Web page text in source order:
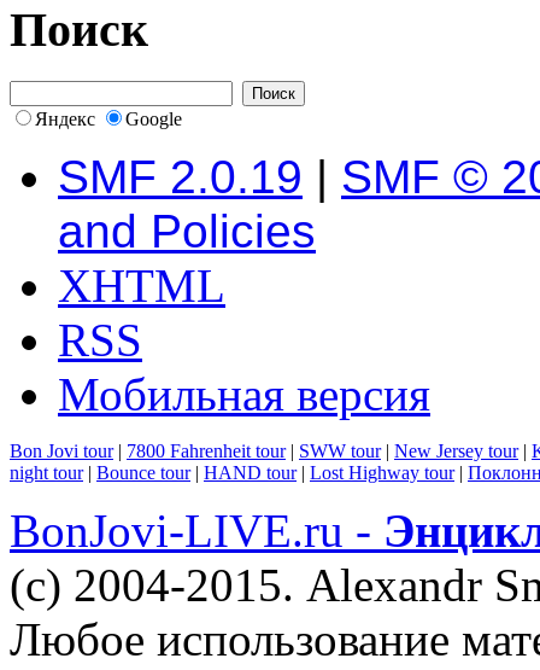
Поиск
Яндекс Google
SMF 2.0.19 | SMF ©
and Policies
XHTML
RSS
Мобильная версия
Bon Jovi tour| 7800 Fahrenheit tour| SWW tour| New Jersey tour|
night tour| Bounce tour| HAND tour| Lost Highway tour|
BonJovi-LIVE.ru -
(c) 2004-2015. Alexandr
Любое использование